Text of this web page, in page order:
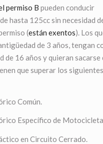
permiso B pueden conducir
hasta 125cc sin necesidad
(están exentos). Los
de 3 años, tengan
de 16 años y quieran sacarse
que superar los siguientes
Común.
Específico de
en Circuito Cerrado.